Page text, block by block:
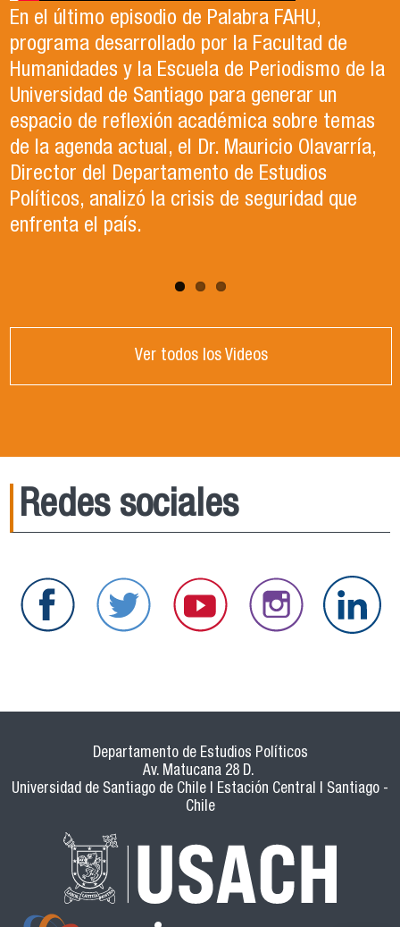
En el último episodio de Palabra FAHU,
programa desarrollado por la Facultad de
Humanidades y la Escuela de Periodismo de la
Universidad de Santiago para generar un
espacio de reflexión académica sobre temas
de la agenda actual, el Dr. Mauricio Olavarría,
Director del Departamento de Estudios
Políticos, analizó la crisis de seguridad que
enfrenta el país.
Internacionales de la Universidad de Santiago
en el año 2023. Actualmente, trabaja en lo que
ella describe como el trabajo de sus sueños
en la Organización de las Naciones Unidas para
la Alimentación y la Agricultura (FAO).
colaboración con la Asociación Chilena de
Ciencia Política (ACCP), fue el organizador del
exitoso Congreso que recientemente tuvo
lugar en la Universidad de Santiago. Durante el
evento, se llevaron a cabo paneles de
conversación, reflexión y debate sobre el
contexto político y académico nacional.
Puedes revisar los paneles en el apartado
"Congreso ACCP" de la página web.
Ver todos los Videos
Redes sociales
Departamento de Estudios Políticos
Av. Matucana 28 D.
Universidad de Santiago de Chile | Estación Central | Santiago -
Chile